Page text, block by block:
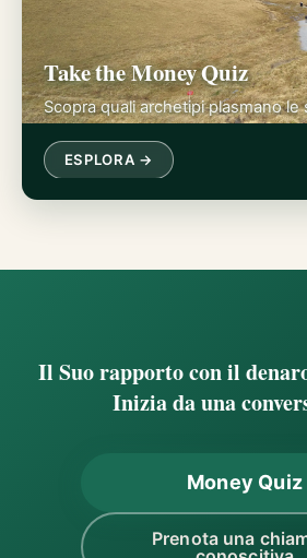
Take the Money Quiz
Scopra quali archetipi plasmano le
ESPLORA →
Il Suo rapporto con il
Inizia da una
Money Quiz
Prenota una